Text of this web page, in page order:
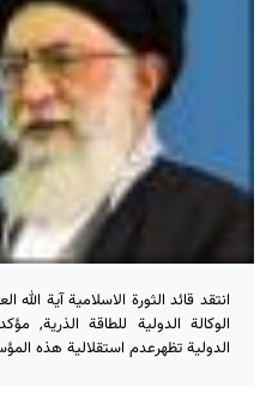
انتقد قائد الثورة الاسلامية آية
الوكالة الدولية للطاقة الذرية,
الدولية تظهرعدم استقلالية هذه